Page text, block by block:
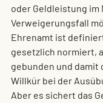
oder Geldleistung im
Verweigerungsfall
Ehrenamt ist
gesetzlich normiert,
gebunden und damit
Willkür bei der
Aber es sichert das